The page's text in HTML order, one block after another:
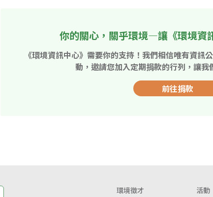
你的關心，關乎環境—讓《環境資
《環境資訊中心》需要你的支持！我們相信唯有資訊
動，邀請您加入定期捐款的行列，讓我
前往捐款
環境徵才 活動